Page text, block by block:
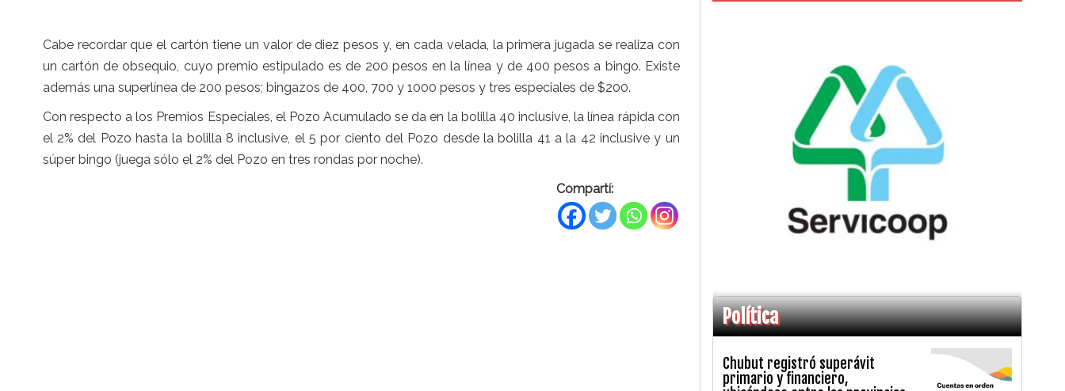
Cabe recordar que el cartón tiene un valor de diez pesos y, en cada velada, la primera jugada se realiza con
un cartón de obsequio, cuyo premio estipulado es de 200 pesos en la línea y de 400 pesos a bingo. Existe
además una superlínea de 200 pesos; bingazos de 400, 700 y 1000 pesos y tres especiales de $200.
Con respecto a los Premios Especiales, el Pozo Acumulado se da en la bolilla 40 inclusive, la línea rápida con
el 2% del Pozo hasta la bolilla 8 inclusive, el 5 por ciento del Pozo desde la bolilla 41 a la 42 inclusive y un
súper bingo (juega sólo el 2% del Pozo en tres rondas por noche).
Compartí:
Política
Chubut registró superávit
primario y financiero,